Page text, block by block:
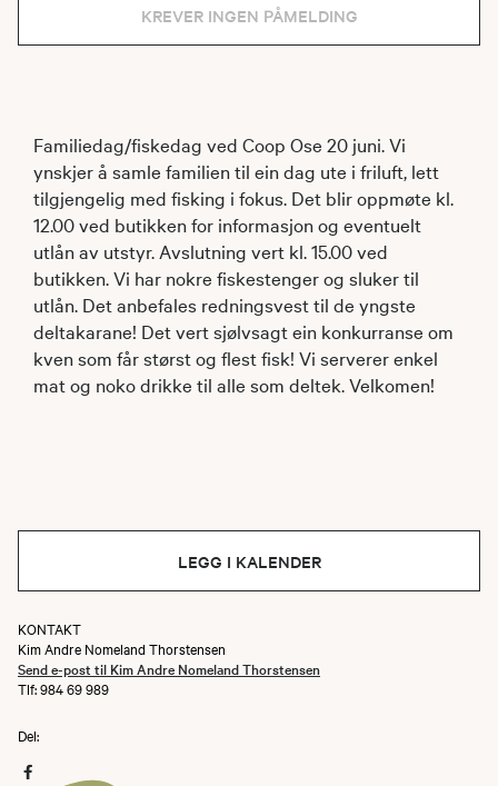
KREVER INGEN PÅMELDING
Familiedag/fiskedag ved Coop Ose 20 juni. Vi
ynskjer å samle familien til ein dag ute i friluft, lett
tilgjengelig med fisking i fokus. Det blir oppmøte kl.
12.00 ved butikken for informasjon og eventuelt
utlån av utstyr. Avslutning vert kl. 15.00 ved
butikken. Vi har nokre fiskestenger og sluker til
utlån. Det anbefales redningsvest til de yngste
deltakarane! Det vert sjølvsagt ein konkurranse om
kven som får størst og flest fisk! Vi serverer enkel
mat og noko drikke til alle som deltek. Velkomen!
LEGG I KALENDER
KONTAKT
Kim Andre Nomeland Thorstensen
Send e-post til Kim Andre Nomeland Thorstensen
Tlf: 984 69 989
Del: